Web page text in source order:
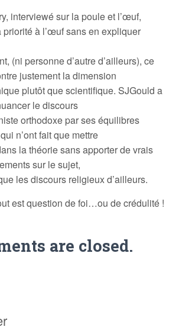
interviewé sur la poule et l’œuf,
priorité à l’œuf sans en expliquer
(ni personne d’autre d’ailleurs), ce
justement la dimension
plutôt que scientifique. SJGould a
le discours
orthodoxe par ses équilibres
n’ont fait que mettre
la théorie sans apporter de vrais
sur le sujet,
les discours religieux d’ailleurs.
est question de foi…ou de crédulité !
are closed.